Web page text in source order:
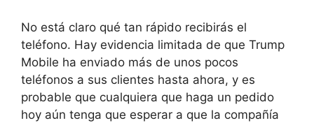
No está claro qué tan rápido recibirás el
teléfono. Hay evidencia limitada de que Trump
Mobile ha enviado más de unos pocos
teléfonos a sus clientes hasta ahora, y es
probable que cualquiera que haga un pedido
hoy aún tenga que esperar a que la compañía